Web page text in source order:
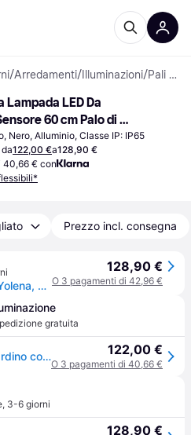
/Arredamenti/ Illuminazioni/ Pali di protezione
Lampada LED Da
60 cm Palo di
Nero, Alluminio, Classe IP: IP65
122,00 €a128,90 €
€ con
Prezzo incl. consegna
Arcchio lampione a LED Yolena, sensore, 60 cm, antracite Yolena, Nero, Alluminio, Moderno
128,90 €
O 3 pagamenti di 42,96 €
gratuita
Yolena Lampada LED da Giardino con Sensore Grigio Scuro - Arcchio - Terrazza - Moderno - Metallo - Singola lampadina 122,00 €
O 3 pagamenti di 40,66 €
, 3-6 giorni
128,90 €